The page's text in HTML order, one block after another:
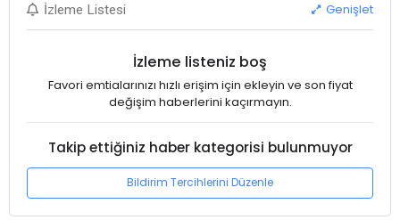
İzleme Listesi Genişlet
İzleme listeniz boş
Favori emtialarınızı hızlı erişim için ekleyin ve son fiyat
değişim haberlerini kaçırmayın.
Takip ettiğiniz haber kategorisi bulunmuyor
Bildirim Tercihlerini Düzenle